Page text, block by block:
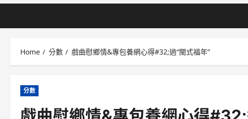
Home 分數 戲曲慰鄉情&專包養網心得#32;過“閩式福年”
分數